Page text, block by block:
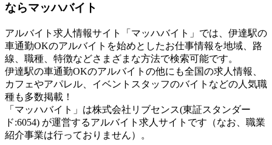
ならマッハバイト
アルバイト求人情報サイト「マッハバイト」では、伊達駅の
車通勤OKのアルバイトを始めとしたお仕事情報を地域、路
線、職種、特徴などさまざまな方法で検索可能です。
伊達駅の車通勤OKのアルバイトの他にも全国の求人情報、
カフェやアパレル、イベントスタッフのバイトなどの人気職
種も多数掲載！
「マッハバイト」は株式会社リブセンス(東証スタンダー
ド:6054) が運営するアルバイト求人サイトです（なお、職業
紹介事業は行っておりません）。